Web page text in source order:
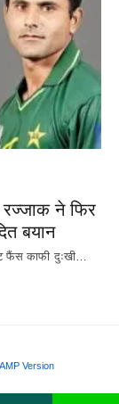
रज्जाक ने फिर
बयान
फैंस काफी दुःखी…
Version